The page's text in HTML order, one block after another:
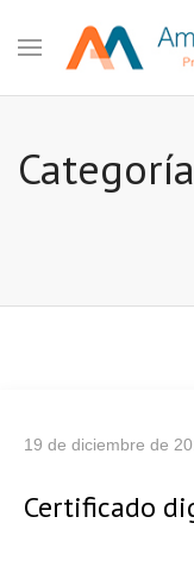
19 de diciembre de
Certificado